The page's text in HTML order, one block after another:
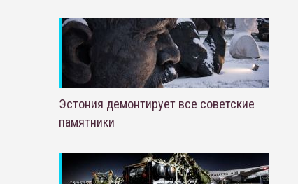
Эстония демонтирует все советские
памятники